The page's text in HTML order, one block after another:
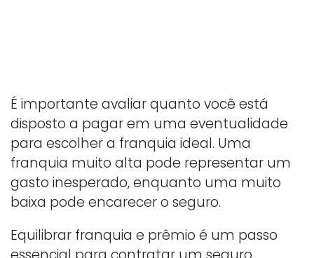
É importante avaliar quanto você está
disposto a pagar em uma eventualidade
para escolher a franquia ideal. Uma
franquia muito alta pode representar um
gasto inesperado, enquanto uma muito
baixa pode encarecer o seguro.
Equilibrar franquia e prêmio é um passo